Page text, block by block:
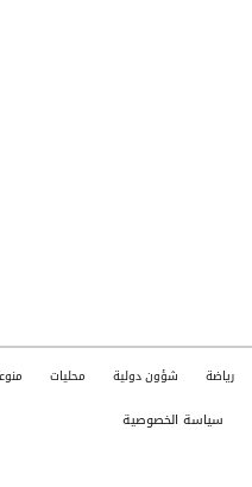
رياضة شؤون دولية محليات
سياسة الخصوصية